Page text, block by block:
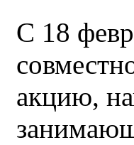
С 18
акцию,